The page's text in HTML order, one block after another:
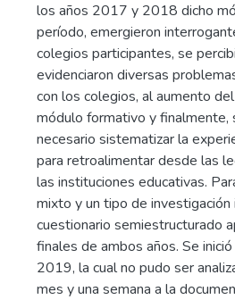
los años 2017 y 2018 dicho
período, emergieron
colegios participantes, se
evidenciaron diversas
con los colegios, al aumento
módulo formativo y finalmente,
necesario sistematizar la
para retroalimentar desde las
las instituciones educativas.
mixto y un tipo de
cuestionario semiestructurado
finales de ambos años. Se
2019, la cual no pudo ser
mes y una semana a la